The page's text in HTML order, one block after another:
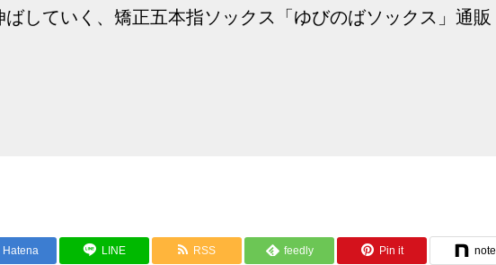
していく、矯正五本指ソックス「ゆびのばソックス」通販
Hatena LINE RSS feedly Pin it note